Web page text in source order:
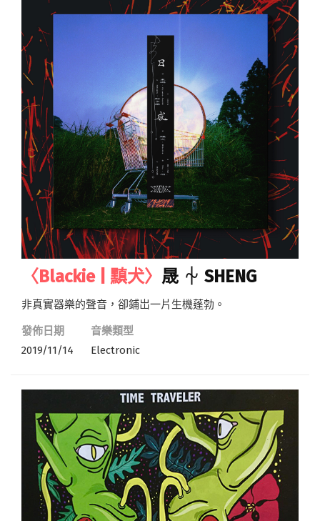
〈Blackie | 黰犬〉 晟 ⏆ SHENG
非真實器樂的聲音，卻鋪岀一片生機蓬勃。
發佈日期
2019/11/14
音樂類型
Electronic